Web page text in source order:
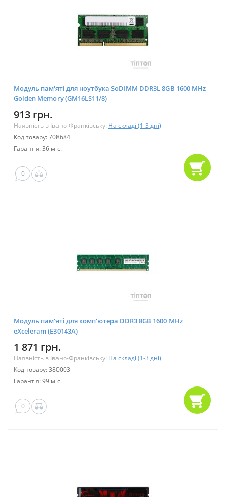
Модуль пам'яті для ноутбука SoDIMM DDR3L 8GB 1600 MHz
Golden Memory (GM16LS11/8)
913 грн.
Наявність в Івано-Франківську: На складі (1-3 дні)
Код товару: 708684
Гарантія: 36 міс.
0
Модуль пам'яті для комп'ютера DDR3 8GB 1600 MHz
eXceleram (E30143A)
1 871 грн.
Наявність в Івано-Франківську: На складі (1-3 дні)
Код товару: 380003
Гарантія: 99 міс.
0